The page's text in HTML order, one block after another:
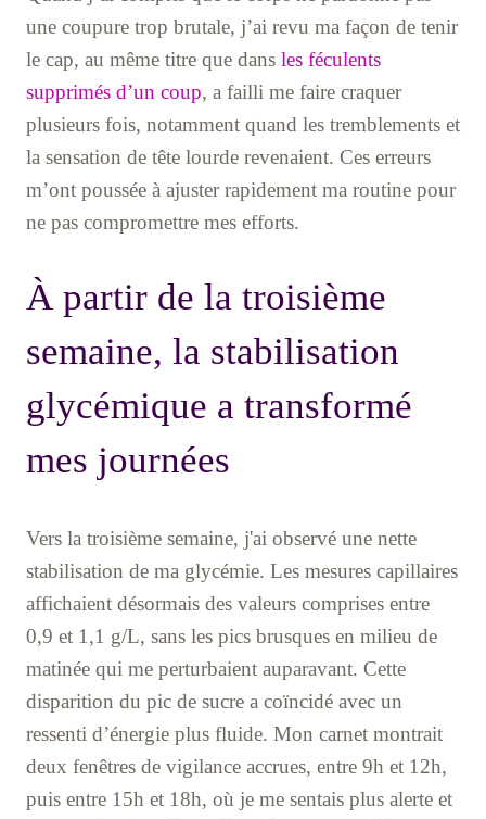
une coupure trop brutale, j’ai revu ma façon de tenir
le cap, au même titre que dans les féculents
supprimés d’un coup, a failli me faire craquer
plusieurs fois, notamment quand les tremblements et
la sensation de tête lourde revenaient. Ces erreurs
m’ont poussée à ajuster rapidement ma routine pour
ne pas compromettre mes efforts.
À partir de la troisième
semaine, la stabilisation
glycémique a transformé
mes journées
Vers la troisième semaine, j'ai observé une nette
stabilisation de ma glycémie. Les mesures capillaires
affichaient désormais des valeurs comprises entre
0,9 et 1,1 g/L, sans les pics brusques en milieu de
matinée qui me perturbaient auparavant. Cette
disparition du pic de sucre a coïncidé avec un
ressenti d’énergie plus fluide. Mon carnet montrait
deux fenêtres de vigilance accrues, entre 9h et 12h,
puis entre 15h et 18h, où je me sentais plus alerte et